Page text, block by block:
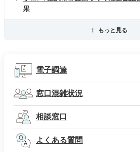
果
もっと見る
電子調達
窓口混雑状況
相談窓口
よくある質問